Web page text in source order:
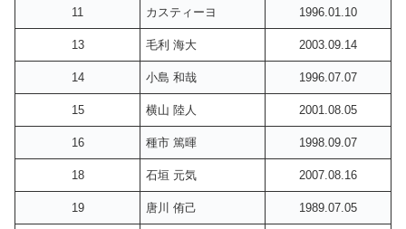
11 カスティーヨ 1996.01.10
13 毛利 海大 2003.09.14
14 小島 和哉 1996.07.07
15 横山 陸人 2001.08.05
16 種市 篤暉 1998.09.07
18 石垣 元気 2007.08.16
19 唐川 侑己 1989.07.05